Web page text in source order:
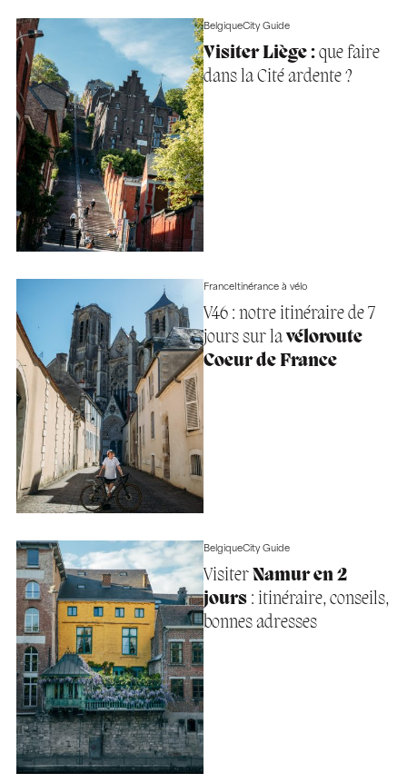
BelgiqueCity Guide
Visiter Liège :que faire
dans la Cité ardente ?
FranceItinérance à vélo
V46 : notre itinéraire de 7
jours sur lavéloroute
Coeur de France
BelgiqueCity Guide
VisiterNamur en 2
jours: itinéraire, conseils,
bonnes adresses